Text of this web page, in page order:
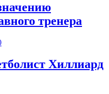
тренера
Хиллиард